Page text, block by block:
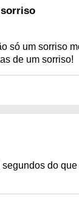
só um sorriso
de um sorriso!
segundos do